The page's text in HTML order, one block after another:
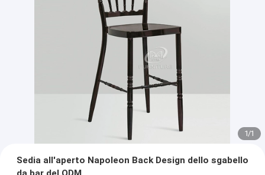
1/1
Sedia all'aperto Napoleon Back Design dello sgabello